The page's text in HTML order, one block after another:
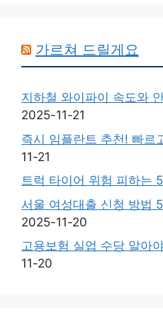
가르쳐 드릴게요
지하철 와이파이 속도와
2025-11-21
즉시 임플란트 추천! 빠르
11-21
트럭 타이어 위험 피하는
서울 여성대출 신청 방법
2025-11-20
고용보험 실업 수당 알아
11-20